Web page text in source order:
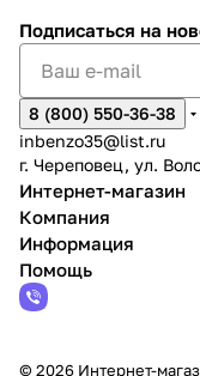
Подписаться на
8 (800) 550-36-38
inbenzo35@list.ru
г. Череповец, ул.
Интернет-магазин
Компания
Информация
Помощь
© 2026 Интернет-